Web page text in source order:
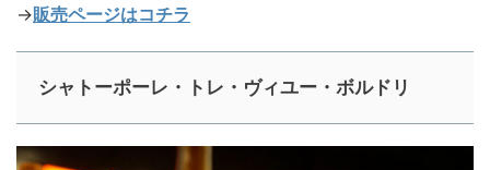
→販売ページはコチラ
シャトーポーレ・トレ・ヴィユー・ボルドリ